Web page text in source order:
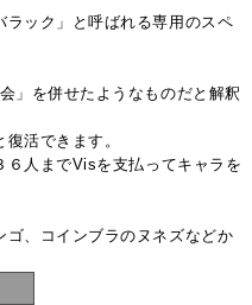
ラック」と呼ばれる専用のスペ
」を併せたようなものだと解釈
活できます。
６人までVisを支払ってキャラを
ゴ、コインブラのヌネズなどか